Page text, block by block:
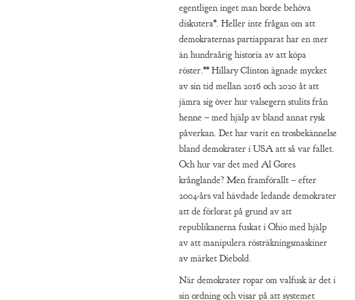
egentligen inget man borde behöva
diskutera*. Heller inte frågan om att
demokraternas partiapparat har en mer
än hundraårig historia av att köpa
röster.** Hillary Clinton ägnade mycket
av sin tid mellan 2016 och 2020 åt att
jämra sig över hur valsegern stulits från
henne – med hjälp av bland annat rysk
påverkan. Det har varit en trosbekännelse
bland demokrater i USA att så var fallet.
Och hur var det med Al Gores
krånglande? Men framförallt – efter
2004-års val hävdade ledande demokrater
att de förlorat på grund av att
republikanerna fuskat i Ohio med hjälp
av att manipulera rösträkningsmaskiner
av märket Diebold.
När demokrater ropar om valfusk är det i
sin ordning och visar på att systemet